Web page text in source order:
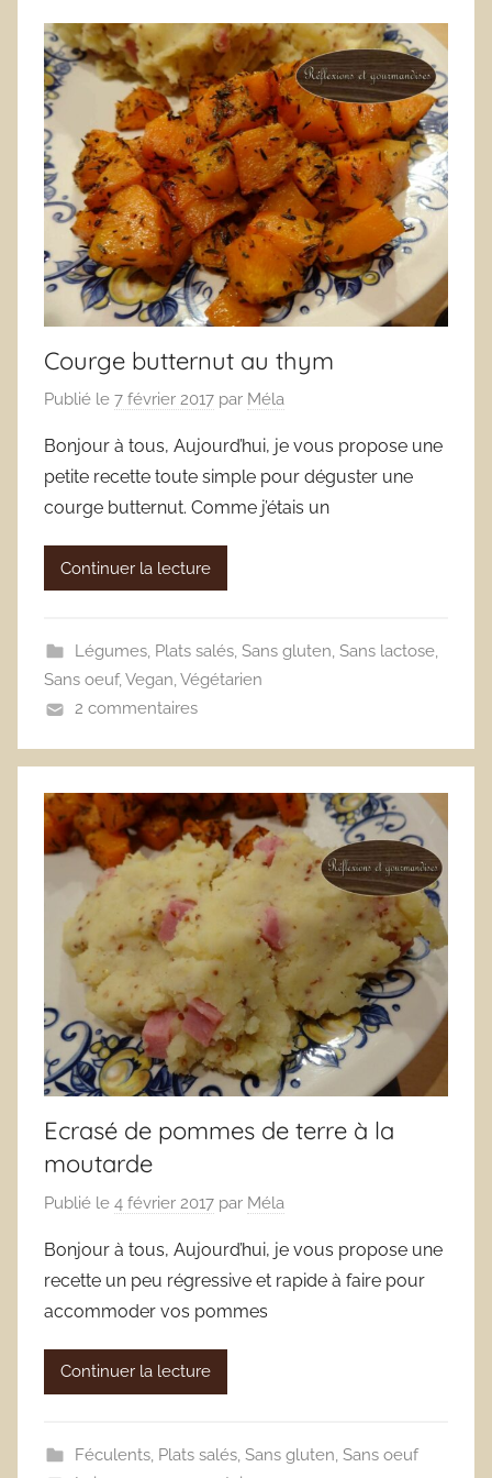
Courge butternut au thym
Publié le 7 février 2017 par Méla
Bonjour à tous, Aujourd’hui, je vous propose une
petite recette toute simple pour déguster une
courge butternut. Comme j’étais un
Continuer la lecture
Légumes, Plats salés, Sans gluten, Sans lactose,
Sans oeuf,Vegan,Végétarien
2 commentaires
Ecrasé de pommes de terre à la
moutarde
Publié le 4 février 2017 par Méla
Bonjour à tous, Aujourd’hui, je vous propose une
recette un peu régressive et rapide à faire pour
accommoder vos pommes
Continuer la lecture
Féculents, Plats salés, Sans gluten, Sans oeuf